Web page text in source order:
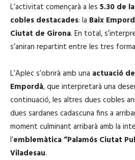
L’activitat començarà a les 5.30 de
cobles destacades: la Baix
Ciutat de Girona. En total,
s’aniran repartint entre les tres
L’Aplec s’obrirà amb una actuació
Empordà, que interpretarà una
continuació, les altres dues cobles
dues sardanes cadascuna fins a
moment culminant arribarà amb la
l’emblemàtica “Palamós Ciutat
Viladesau.